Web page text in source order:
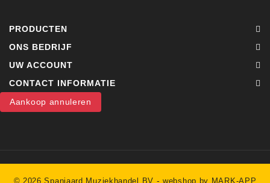
PRODUCTEN
ONS BEDRIJF
UW ACCOUNT
CONTACT INFORMATIE
Aankoop annuleren
© 2026 Spanjaard Muziekhandel BV -webshop by MARK-APP